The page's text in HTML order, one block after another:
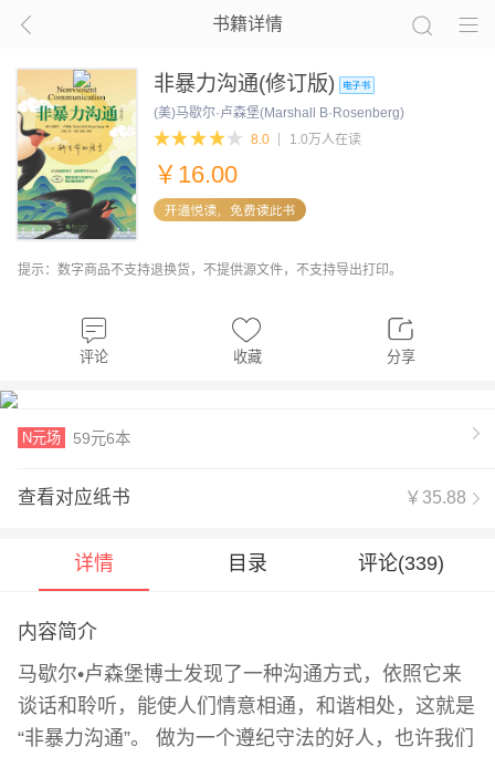
书籍详情
非暴力沟通(修订版)
(美)马歇尔·卢森堡(Marshall B·Rosenberg)
8.0
1.0万人在读
￥ 16.00
提示：数字商品不支持退换货，不提供源文件，不支持导出打印。
评论 收藏 分享
N元场 59元6本
查看对应纸书 ￥35.88
详情 目录 评论(339)
内容简介
马歇尔•卢森堡博士发现了一种沟通方式，依照它来
谈话和聆听，能使人们情意相通，和谐相处，这就是
“非暴力沟通”。 做为一个遵纪守法的好人，也许我们